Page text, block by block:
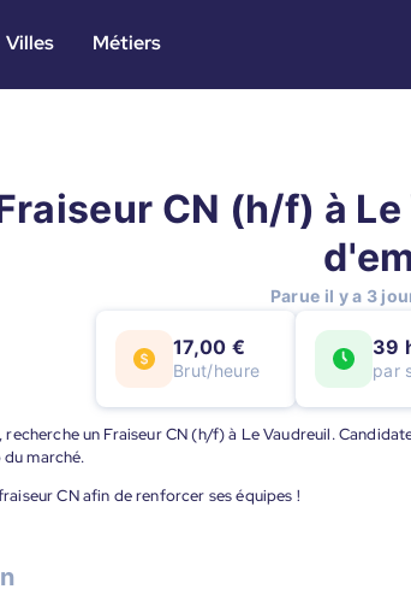
Villes Métiers
CN (h/f) à
Parue il y a 3
17,00 €
Brut/heure
39
par
un Fraiseur CN (h/f) à Le Vaudreuil.
marché.
CN afin de renforcer ses équipes !